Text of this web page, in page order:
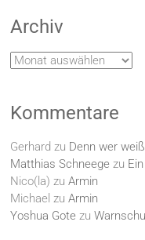
Archiv
Archiv
Kommentare
Gerhard zu Denn wer
Matthias Schneege zu
Nico(la) zuArmin
Michael zuArmin
Yoshua Gote zu